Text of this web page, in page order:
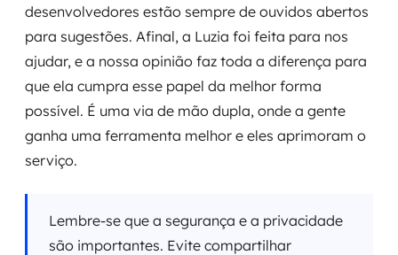
desenvolvedores estão sempre de ouvidos abertos
para sugestões. Afinal, a Luzia foi feita para nos
ajudar, e a nossa opinião faz toda a diferença para
que ela cumpra esse papel da melhor forma
possível. É uma via de mão dupla, onde a gente
ganha uma ferramenta melhor e eles aprimoram o
serviço.
Lembre-se que a segurança e a privacidade
são importantes. Evite compartilhar